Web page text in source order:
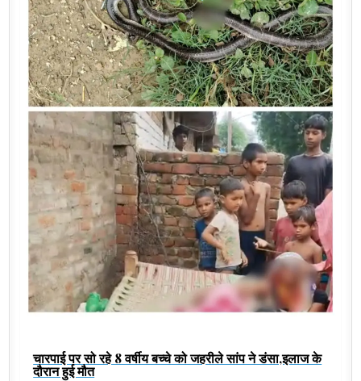
चारपाई पर सो रहे 8 वर्षीय बच्चे को जहरीले सांप ने डंसा,इलाज के
दौरान हुई मौत